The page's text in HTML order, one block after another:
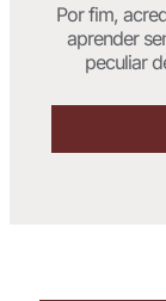
Por fim,
aprender
peculiar